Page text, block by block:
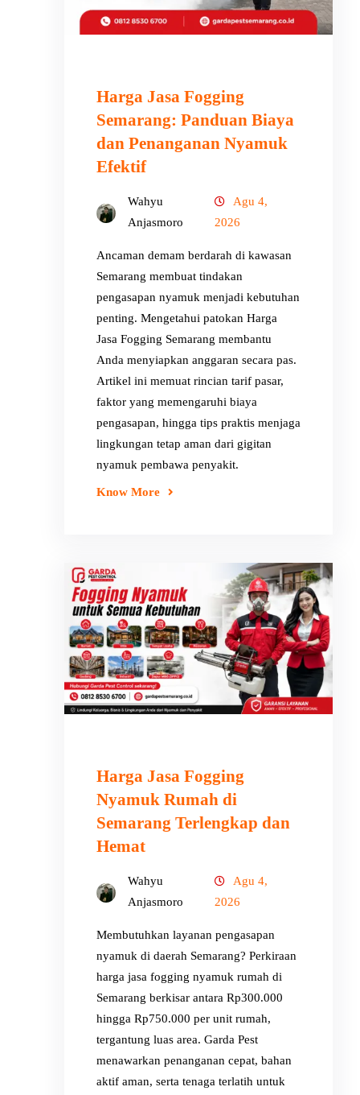
Harga Jasa Fogging
Semarang: Panduan Biaya
dan Penanganan Nyamuk
Efektif
Wahyu
Anjasmoro
Agu 4,
2026
Ancaman demam berdarah di kawasan
Semarang membuat tindakan
pengasapan nyamuk menjadi kebutuhan
penting. Mengetahui patokan Harga
Jasa Fogging Semarang membantu
Anda menyiapkan anggaran secara pas.
Artikel ini memuat rincian tarif pasar,
faktor yang memengaruhi biaya
pengasapan, hingga tips praktis menjaga
lingkungan tetap aman dari gigitan
nyamuk pembawa penyakit.
Know More
Harga Jasa Fogging
Nyamuk Rumah di
Semarang Terlengkap dan
Hemat
Wahyu
Anjasmoro
Agu 4,
2026
Membutuhkan layanan pengasapan
nyamuk di daerah Semarang? Perkiraan
harga jasa fogging nyamuk rumah di
Semarang berkisar antara Rp300.000
hingga Rp750.000 per unit rumah,
tergantung luas area. Garda Pest
menawarkan penanganan cepat, bahan
aktif aman, serta tenaga terlatih untuk